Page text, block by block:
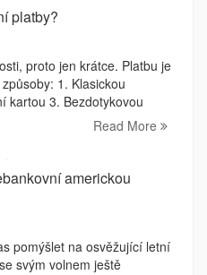
platby?
proto jen krátce. Platbu je
1. Klasickou
kartou 3. Bezdotykovou
Read More
americkou
pomýšlet na osvěžující letní
svým volnem ještě